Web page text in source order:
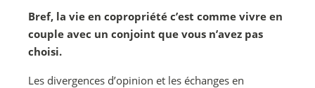
Bref, la vie en copropriété c’est comme vivre en
couple avec un conjoint que vous n’avez pas
choisi.
Les divergences d’opinion et les échanges en